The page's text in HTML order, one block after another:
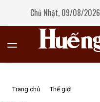
Chủ Nhật, 09/08/2026
Trang chủ Thế giới